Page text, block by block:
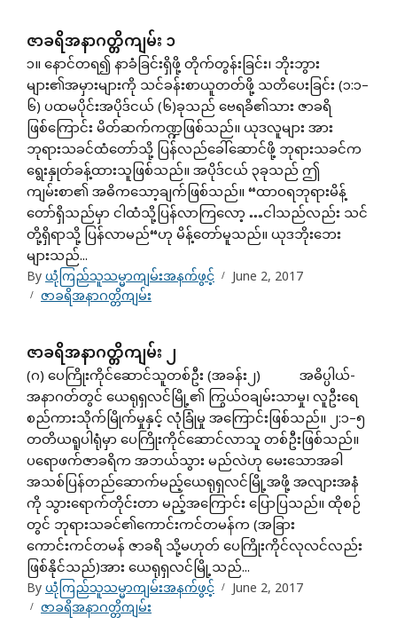
ဇာခရိအနာဂတ္တိကျမ်း ၁
၁။ နောင်တရ၍ နာခံခြင်းရှိဖို့ တိုက်တွန်းခြင်း၊ ဘိုးဘွား
များ၏အမှားများကို သင်ခန်းစာယူတတ်ဖို့ သတိပေးခြင်း (၁:၁–
၆) ပထမပိုင်းအပိုဒ်ငယ် (၆)ခုသည် ဗေရခိ၏သား ဇာခရိ
ဖြစ်ကြောင်း မိတ်ဆက်ကဏ္ဍဖြစ်သည်။ ယုဒလူများ အား
ဘုရားသခင်ထံတော်သို့ ပြန်လည်ခေါ်ဆောင်ဖို့ ဘုရားသခင်က
ရွေးနှုတ်ခန့်ထားသူဖြစ်သည်။ အပိုဒ်ငယ် ၃ခုသည် ဤ
ကျမ်းစာ၏ အဓိကသော့ချက်ဖြစ်သည်။ “ထာဝရဘုရားမိန့်
တော်ရှိသည်မှာ ငါထံသို့ပြန်လာကြလော့ …ငါသည်လည်း သင်
တို့ရှိရာသို့ ပြန်လာမည်“ဟု မိန့်တော်မူသည်။ ယုဒဘိုးဘေး
များသည်...
Byယုံကြည်သူသမ္မာကျမ်းအနက်ဖွင့် June 2, 2017
ဇာခရိအနာဂတ္တိကျမ်း
ဇာခရိအနာဂတ္တိကျမ်း ၂
(ဂ) ပေကြိုးကိုင်ဆောင်သူတစ်ဦး (အခန်း၂) အဓိပ္ပါယ်-
အနာဂတ်တွင် ယေရုရှလင်မြို့၏ ကြွယ်ဝချမ်းသာမှု၊ လူဦးရေ
စည်ကားသိုက်မြိုက်မှုနှင့် လုံခြုံမှု အကြောင်းဖြစ်သည်။ ၂:၁–၅
တတိယရူပါရုံမှာ ပေကြိုးကိုင်ဆောင်လာသူ တစ်ဦးဖြစ်သည်။
ပရောဖက်ဇာခရိက အဘယ်သွား မည်လဲဟု မေးသောအခါ
အသစ်ပြန်တည်ဆောက်မည့်ယေရုရှလင်မြို့အဖို့ အလျားအနံ
ကို သွားရောက်တိုင်းတာ မည့်အကြောင်း ပြောပြသည်။ ထိုစဉ်
တွင် ဘုရားသခင်၏ကောင်းကင်တမန်က (အခြား
ကောင်းကင်တမန် ဇာခရိ သို့မဟုတ် ပေကြိုးကိုင်လုလင်လည်း
ဖြစ်နိုင်သည်)အား ယေရုရှလင်မြို့သည်...
Byယုံကြည်သူသမ္မာကျမ်းအနက်ဖွင့် June 2, 2017
ဇာခရိအနာဂတ္တိကျမ်း